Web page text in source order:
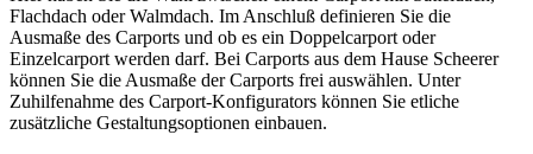
Flachdach oder Walmdach. Im Anschluß definieren Sie die
Ausmaße des Carports und ob es ein Doppelcarport oder
Einzelcarport werden darf. Bei Carports aus dem Hause Scheerer
können Sie die Ausmaße der Carports frei auswählen. Unter
Zuhilfenahme des Carport-Konfigurators können Sie etliche
zusätzliche Gestaltungsoptionen einbauen.